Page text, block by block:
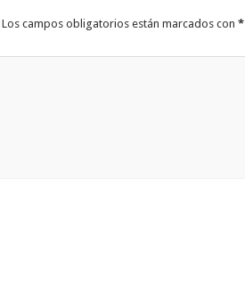
Los campos obligatorios están marcados con *